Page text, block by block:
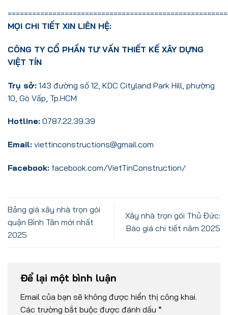
======================================================
MỌI CHI TIẾT XIN LIÊN HỆ:
CÔNG TY CỔ PHẦN TƯ VẤN THIẾT KẾ XÂY DỰNG
VIỆT TÍN
Trụ sở: 143 đường số 12, KDC Cityland Park Hill, phường
10, Gò Vấp, Tp.HCM
Hotline: 0787.22.39.39
Email: viettinconstructions@gmail.com
Facebook: facebook.com/VietTinConstruction/
Bảng giá xây nhà trọn gói
quận Bình Tân mới nhất
2025
Xây nhà trọn gói Thủ Đức:
Báo giá chi tiết năm 2025
Để lại một bình luận
Email của bạn sẽ không được hiển thị công khai.
Các trường bắt buộc được đánh dấu *